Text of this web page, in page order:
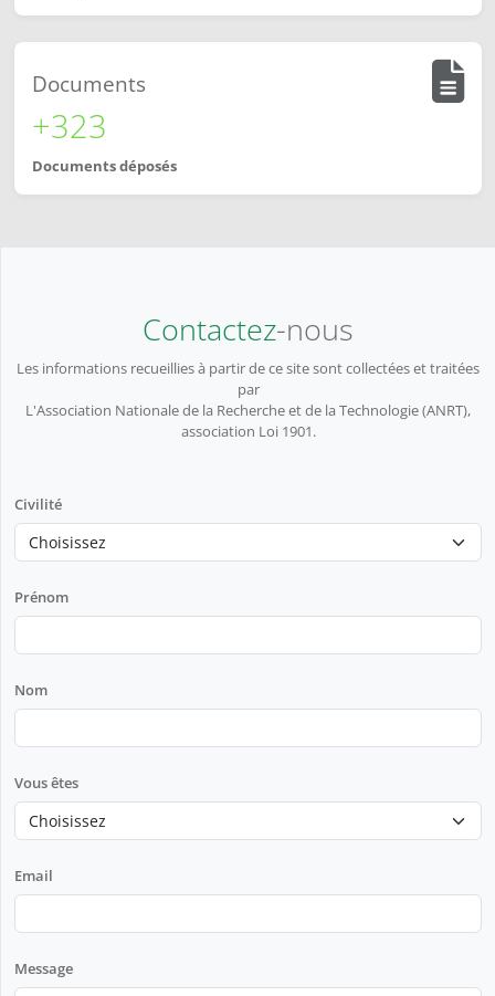
Documents
+323
Documents déposés
Contactez-nous
Les informations recueillies à partir de ce site sont collectées et traitées
par
L'Association Nationale de la Recherche et de la Technologie (ANRT),
association Loi 1901.
Civilité
Prénom
Nom
Vous êtes
Email
Message